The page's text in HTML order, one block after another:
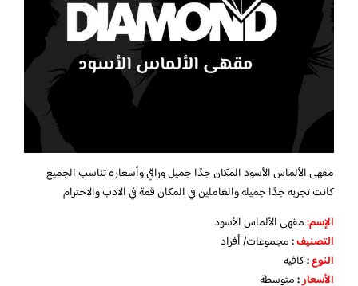
مقهى الألماس الأسود المكان جدًا جميل وراقي وأسعاره تناسب الجميع
كانت تجربه جدًا جميله والعاملين في المكان قمة في الادب والاحترام
الإسم:مقهى الألماس الأسود
التصنيف:مجموعات/ أفراد
النوع:كافيه
الأسعار:متوسطة